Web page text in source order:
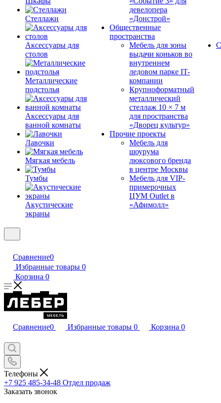
Стеллажи
Аксессуары для
столов
Металлические
подстолья
Аксессуары для
ванной комнаты
Лавочки
Мягкая мебель
Тумбы
Акустические
экраны
девелопера
«Донстрой»
Общественные
пространства
Мебель для зоны
выдачи коньков во
внутреннем
ледовом парке IT-
компании
Крупноформатный
металлический
стеллаж 10 × 7 м
для пространства
«Дворец культур»
Прочие проекты
Мебель для
шоурума
люксового бренда
в центре Москвы
Мебель для VIP-
примерочных
ЦУМ Outlet в
«Афимолл»
Сравнение0
Избранные товары 0
Корзина 0
Сравнение0 Избранные товары 0 Корзина 0
Телефоны
+7 925 485-34-48 Отдел продаж
Заказать звонок